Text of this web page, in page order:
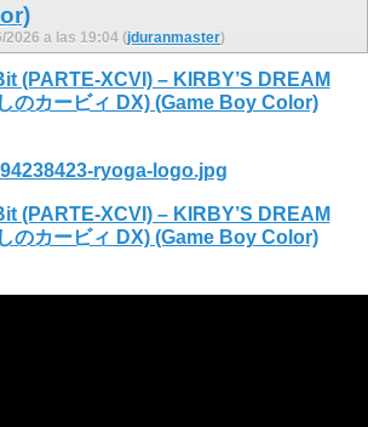
2026 a las 19:04 (jduranmaster)
(PARTE-XCVI) – KIRBY’S DREAM
のカービィ DX) (Game Boy Color)
ryoga-logo.jpg
(PARTE-XCVI) – KIRBY’S DREAM
のカービィ DX) (Game Boy Color)